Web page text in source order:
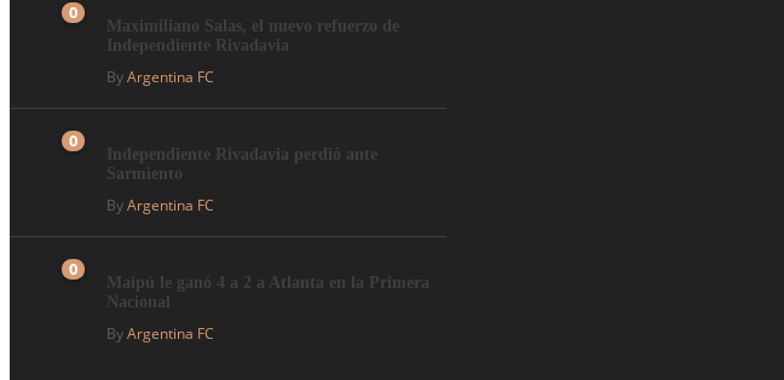
0
Maximiliano Salas, el nuevo refuerzo de
Independiente Rivadavia
ByArgentina FC
0
Independiente Rivadavia perdió ante
Sarmiento
ByArgentina FC
0
Maipú le ganó 4 a 2 a Atlanta en la Primera
Nacional
ByArgentina FC